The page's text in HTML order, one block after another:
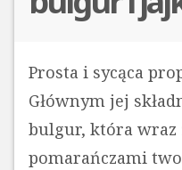
Prosta i sycąca
Głównym jej
bulgur, która
pomarańczami